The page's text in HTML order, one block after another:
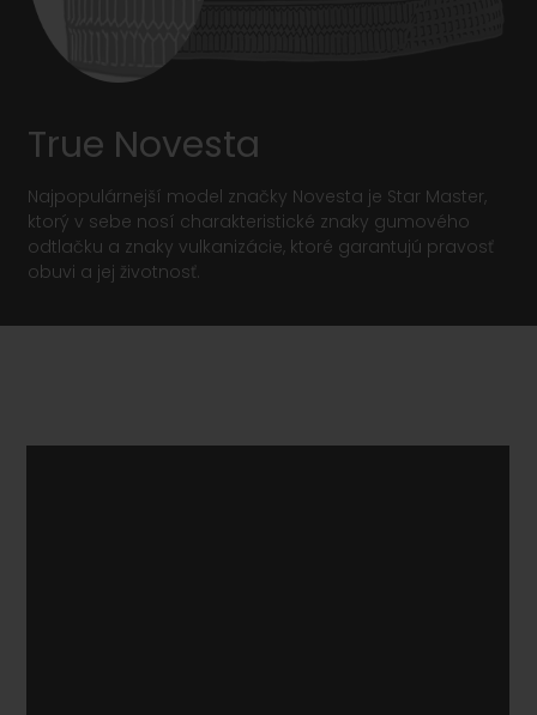
True Novesta
Najpopulárnejší model značky Novesta je Star Master,
ktorý v sebe nosí charakteristické znaky gumového
odtlačku a znaky vulkanizácie, ktoré garantujú pravosť
obuvi a jej životnosť.